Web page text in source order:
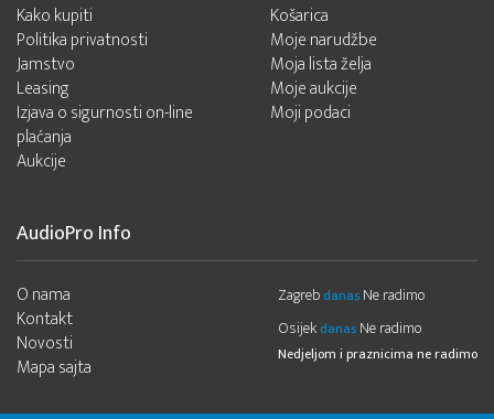
Kako kupiti
Politika privatnosti
Jamstvo
Leasing
Izjava o sigurnosti on-line
plaćanja
Aukcije
Košarica
Moje narudžbe
Moja lista želja
Moje aukcije
Moji podaci
AudioPro Info
O nama
Kontakt
Novosti
Mapa sajta
Zagreb danas Ne radimo
Osijek danas Ne radimo
Nedjeljom i praznicima ne radimo